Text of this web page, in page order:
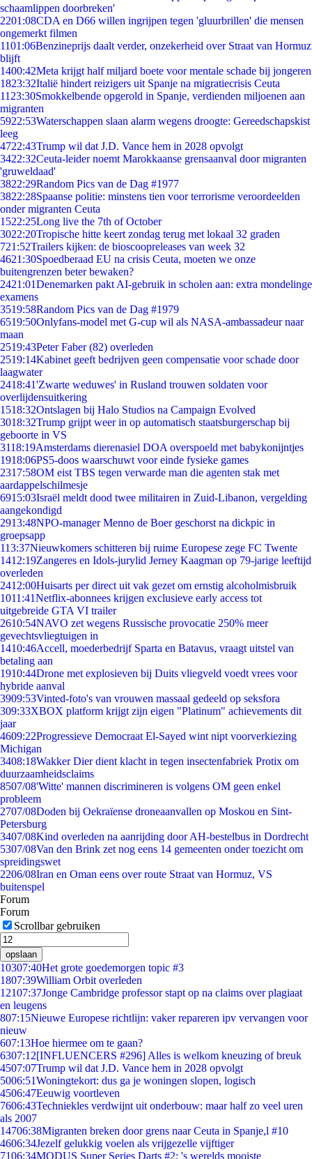
schaamlippen doorbreken'
2201:08CDA en D66 willen ingrijpen tegen 'gluurbrillen' die mensen
ongemerkt filmen
1101:06Benzineprijs daalt verder, onzekerheid over Straat van Hormuz
blijft
1400:42Meta krijgt half miljard boete voor mentale schade bij jongeren
1823:32Italië hindert reizigers uit Spanje na migratiecrisis Ceuta
11 23:30Smokkelbende opgerold in Spanje, verdienden miljoenen aan
migranten
5922:53Waterschappen slaan alarm wegens droogte: Gereedschapskist
leeg
4722:43Trump wil dat J.D. Vance hem in 2028 opvolgt
3422:32Ceuta-leider noemt Marokkaanse grensaanval door migranten
'gruweldaad'
3822:29Random Pics van de Dag #1977
3822:28Spaanse politie: minstens tien voor terrorisme veroordeelden
onder migranten Ceuta
1522:25Long live the 7th of October
3022:20Tropische hitte keert zondag terug met lokaal 32 graden
721:52Trailers kijken: de bioscoopreleases van week 32
4621:30Spoedberaad EU na crisis Ceuta, moeten we onze
buitengrenzen beter bewaken?
2421:01Denemarken pakt AI-gebruik in scholen aan: extra mondelinge
examens
3519:58Random Pics van de Dag #1979
6519:50Onlyfans-model met G-cup wil als NASA-ambassadeur naar
maan
2519:43Peter Faber (82) overleden
2519:14Kabinet geeft bedrijven geen compensatie voor schade door
laagwater
2418:41'Zwarte weduwes' in Rusland trouwen soldaten voor
overlijdensuitkering
1518:32Ontslagen bij Halo Studios na Campaign Evolved
3018:32Trump grijpt weer in op automatisch staatsburgerschap bij
geboorte in VS
3118:19Amsterdams dierenasiel DOA overspoeld met babykonijntjes
1918:06PS5-doos waarschuwt voor einde fysieke games
2317:58OM eist TBS tegen verwarde man die agenten stak met
aardappelschilmesje
6915:03Israël meldt dood twee militairen in Zuid-Libanon, vergelding
aangekondigd
2913:48NPO-manager Menno de Boer geschorst na dickpic in
groepsapp
113:37Nieuwkomers schitteren bij ruime Europese zege FC Twente
1412:19Zangeres en Idols-jurylid Jerney Kaagman op 79-jarige leeftijd
overleden
2412:00Huisarts per direct uit vak gezet om ernstig alcoholmisbruik
1011:41Netflix-abonnees krijgen exclusieve early access tot
uitgebreide GTA VI trailer
2610:54NAVO zet wegens Russische provocatie 250% meer
gevechtsvliegtuigen in
1410:46Accell, moederbedrijf Sparta en Batavus, vraagt uitstel van
betaling aan
1910:44Drone met explosieven bij Duits vliegveld voedt vrees voor
hybride aanval
3909:53Vinted-foto's van vrouwen massaal gedeeld op seksfora
309:33XBOX platform krijgt zijn eigen "Platinum" achievements dit
jaar
4609:22Progressieve Democraat El-Sayed wint nipt voorverkiezing
Michigan
3408:18Wakker Dier dient klacht in tegen insectenfabriek Protix om
duurzaamheidsclaims
8507/08'Witte' mannen discrimineren is volgens OM geen enkel
probleem
2707/08Doden bij Oekraïense droneaanvallen op Moskou en Sint-
Petersburg
3407/08Kind overleden na aanrijding door AH-bestelbus in Dordrecht
5307/08Van den Brink zet nog eens 14 gemeenten onder toezicht om
spreidingswet
2206/08Iran en Oman eens over route Straat van Hormuz, VS
buitenspel
Forum
Forum
Scrollbar gebruiken
opslaan
10307:40Het grote goedemorgen topic #3
1807:39William Orbit overleden
12107:37Jonge Cambridge professor stapt op na claims over plagiaat
en leugens
807:15Nieuwe Europese richtlijn: vaker repareren ipv vervangen voor
nieuw
607:13Hoe hiermee om te gaan?
6307:12[INFLUENCERS #296] Alles is welkom kneuzing of breuk
4507:07Trump wil dat J.D. Vance hem in 2028 opvolgt
5006:51Woningtekort: dus ga je woningen slopen, logisch
4506:47Eeuwig voortleven
7606:43Techniekles verdwijnt uit onderbouw: maar half zo veel uren
als 2007
14706:38Migranten breken door grens naar Ceuta in Spanje,l #10
4606:34Jezelf gelukkig voelen als vrijgezelle vijftiger
7106:34MODUS Super Series Darts #2: 's werelds mooiste